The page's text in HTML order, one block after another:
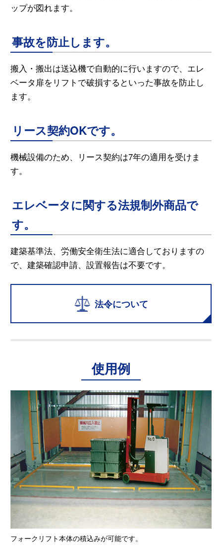
ップが図れます。
事故を防止します。
搬入・搬出は送込機で自動的に行いますので、エレ
ベータ扉をリフトで破損するといった事故を防止し
ます。
リース契約OKです。
機械設備のため、リース契約は7年の適用を受けま
す。
エレベータに関する法規制外商品で
す。
建築基準法、労働安全衛生法に適合しておりますの
で、建築確認申請、設置報告は不要です。
法令について
使用例
フォークリフト本体の積込みが可能です。